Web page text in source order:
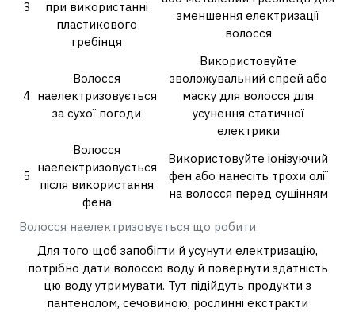
Волосся наелектризовується що робити
3
при використанні
пластикового
гребінця
зменшення електризації
волосся
4
Волосся
наелектризовується
за сухої погоди
Використовуйте
зволожувальний спрей або
маску для волосся для
усунення статичної
електрики
5
Волосся
наелектризовується
після використання
фена
Використовуйте іонізуючий
фен або нанесіть трохи олії
на волосся перед сушінням
Для того щоб запобігти й усунути електризацію,
потрібно дати волоссю воду й повернути здатність
цю воду утримувати. Тут підійдуть продукти з
пантенолом, сечовиною, рослинні екстракти